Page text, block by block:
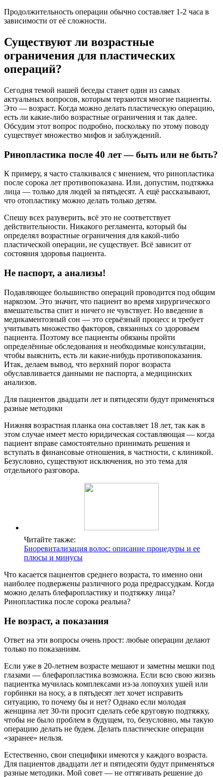
Продолжительность операции обычно составляет 1-2 часа в
зависимости от её сложности.
Существуют ли возрастные
ограничения для пластических
операций?
Сегодня темой нашей беседы станет один из самых
актуальных вопросов, которым терзаются многие пациенты.
Это — возраст. Когда можно делать пластическую операцию,
есть ли какие-либо возрастные ограничения и так далее.
Обсудим этот вопрос подробно, поскольку по этому поводу
существует множество мифов и заблуждений.
Ринопластика после 40 лет — быть или не быть?
К примеру, я часто сталкивался с мнением, что ринопластика
после сорока лет противопоказана. Или, допустим, подтяжка
лица — только для людей за пятьдесят. А ещё рассказывают,
что отопластику можно делать только детям.
Спешу всех разуверить, всё это не соответствует
действительности. Никакого регламента, который бы
определял возрастные ограничения для какой-либо
пластической операции, не существует. Всё зависит от
состояния здоровья пациента.
Не паспорт, а анализы!
Подавляющее большинство операций проводится под общим
наркозом. Это значит, что пациент во время хирургического
вмешательства спит и ничего не чувствует. Но введение в
медикаментозный сон — это серьёзный процесс и требует
учитывать множество факторов, связанных со здоровьем
пациента. Поэтому все пациенты обязаны пройти
определённые обследования и необходимые консультации,
чтобы выяснить, есть ли какие-нибудь противопоказания.
Итак, делаем вывод, что верхний порог возраста
обуславливается данными не паспорта, а медицинских
анализов.
Для пациентов двадцати лет и пятидесяти будут применяться
разные методики
Нижняя возрастная планка она составляет 18 лет, так как в
этом случае имеет место юридическая составляющая — когда
пациент вправе самостоятельно принимать решения и
вступать в финансовые отношения, в частности, с клиникой.
Безусловно, существуют исключения, но это тема для
отдельного разговора.
Читайте также:
Биоревитализация волос: описание процедуры и ее
плюсы и минусы
Что касается пациентов среднего возраста, то именно они
наиболее подвержены различного рода предрассудкам. Когда
можно делать блефаропластику и подтяжку лица?
Ринопластика после сорока реальна?
Не возраст, а показания
Ответ на эти вопросы очень прост: любые операции делают
только по показаниям.
Если уже в 20-летнем возрасте мешают и заметны мешки под
глазами — блефаропластика возможна. Если всю свою жизнь
пациентка мучилась комплексами из-за лопоухих ушей или
горбинки на носу, а в пятьдесят лет хочет исправить
ситуацию, то почему бы и нет? Однако если молодая
женщина лет 30-ти просит сделать себе круговую подтяжку,
чтобы не было проблем в будущем, то, безусловно, мы такую
операцию делать не будем. Делать пластические операции
«заранее» нельзя.
Естественно, свои специфики имеются у каждого возраста.
Для пациентов двадцати лет и пятидесяти будут применяться
разные методики. Мой совет — не оттягивать решение до